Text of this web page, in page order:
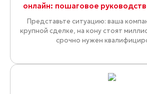
онлайн: пошаговое
Представьте ситуацию: ваша
крупной сделке, на кону стоят
срочно нужен